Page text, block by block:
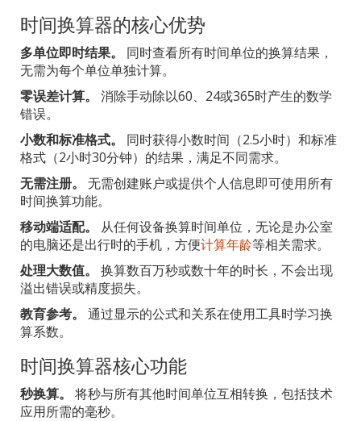
时间换算器的核心优势
多单位即时结果。
同时查看所有时间单位的换算结果，
无需为每个单位单独计算。
零误差计算。
消除手动除以60、24或365时产生的数学
错误。
小数和标准格式。
同时获得小数时间（2.5小时）和标准
格式（2小时30分钟）的结果，满足不同需求。
无需注册。
无需创建账户或提供个人信息即可使用所有
时间换算功能。
移动端适配。
从任何设备换算时间单位，无论是办公室
的电脑还是出行时的手机，方便计算年龄等相关需求。
处理大数值。
换算数百万秒或数十年的时长，不会出现
溢出错误或精度损失。
教育参考。
通过显示的公式和关系在使用工具时学习换
算系数。
时间换算器核心功能
秒换算。
将秒与所有其他时间单位互相转换，包括技术
应用所需的毫秒。